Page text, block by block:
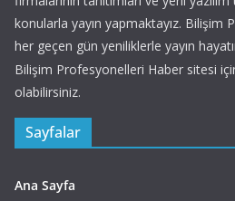
konularla yayın yapmaktayız. Bilişim
her geçen gün yeniliklerle yayın
Bilişim Profesyonelleri Haber sitesi
olabilirsiniz.
Sayfalar
Ana Sayfa